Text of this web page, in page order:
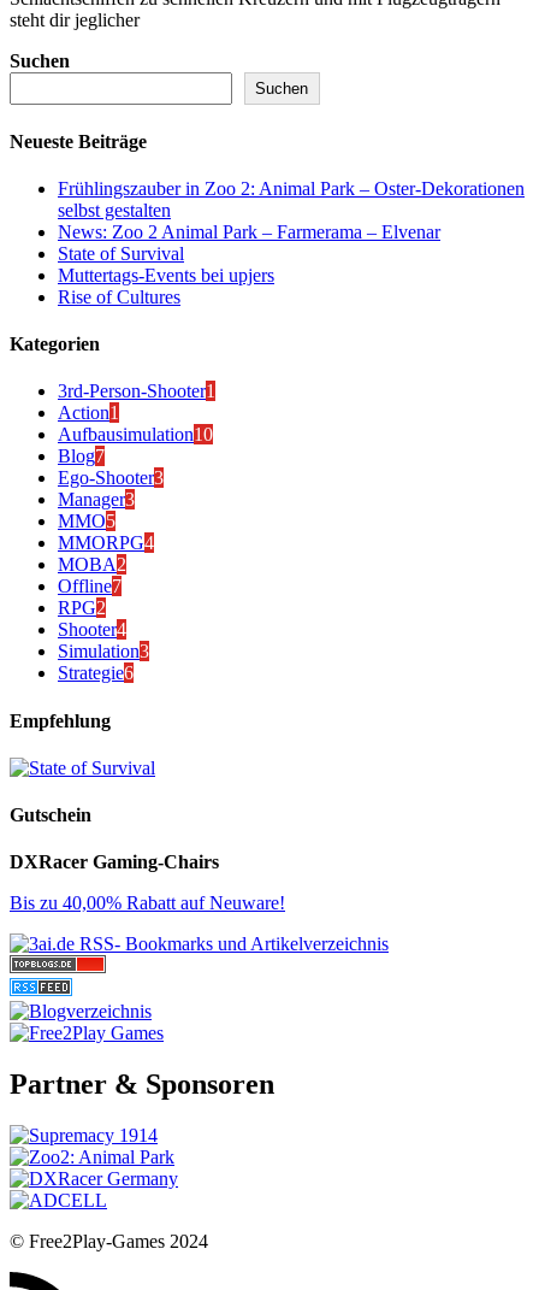
steht dir jeglicher
Suchen
Suchen
Neueste Beiträge
Frühlingszauber in Zoo 2: Animal Park – Oster-Dekorationen
selbst gestalten
News: Zoo 2 Animal Park – Farmerama – Elvenar
State of Survival
Muttertags-Events bei upjers
Rise of Cultures
Kategorien
3rd-Person-Shooter1
Action1
Aufbausimulation10
Blog7
Ego-Shooter3
Manager3
MMO5
MMORPG4
MOBA2
Offline7
RPG2
Shooter4
Simulation3
Strategie6
Empfehlung
Gutschein
DXRacer Gaming-Chairs
Bis zu 40,00% Rabatt auf Neuware!
Partner & Sponsoren
© Free2Play-Games 2024